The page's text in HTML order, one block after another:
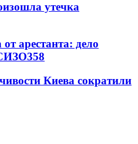
утечка
арестанта: дело
358
Киева сократили